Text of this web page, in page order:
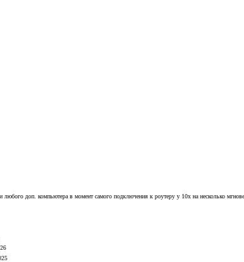
доп. компьютера в момент самого подключения к роутеру у 10x на несколько